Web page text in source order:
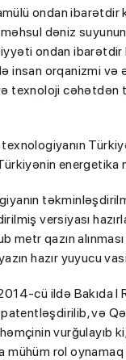
ondan ibarətdir
dəniz
ondan
insan orqanizmi və
texnoloji cəhətdən
energetika
versiyası
metr qazın
hazır yuyucu
cü ildə Bakıda
və
vurğulayıb
mühüm rol